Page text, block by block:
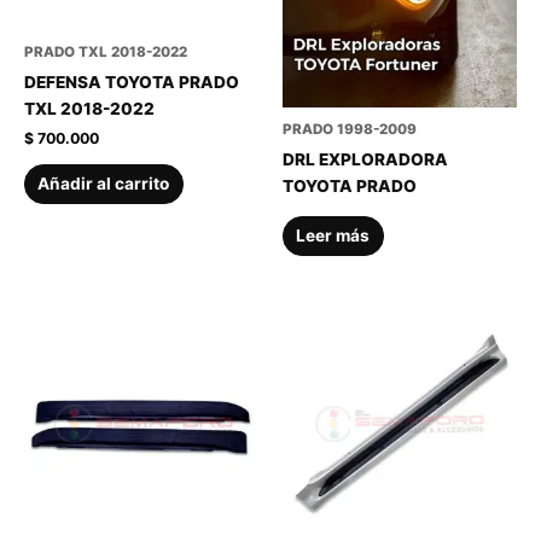
PRADO TXL 2018-2022
DEFENSA TOYOTA PRADO
TXL 2018-2022
$ 700.000
Añadir al carrito
PRADO 1998-2009
DRL EXPLORADORA
TOYOTA PRADO
Leer más